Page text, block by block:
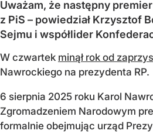
Uważam, że następny
z PiS – powiedział Krzysztof
Sejmu i współlider
W czwartek minął rok od
Nawrockiego na prezydenta RP.
6 sierpnia 2025 roku Karol
Zgromadzeniem Narodowym
formalnie obejmując urząd